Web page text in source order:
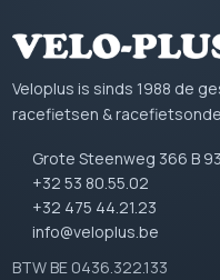
Veloplus is sinds 1988 de
racefietsen &
Grote Steenweg 366 B
+32 53 80.55.02
+32 475 44.21.23
info@veloplus.be
BTW BE 0436.322.133